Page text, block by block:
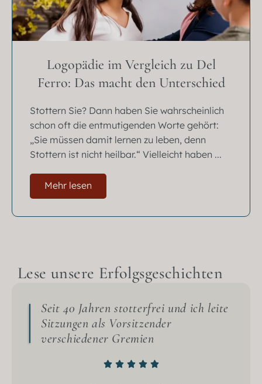
Logopädie im Vergleich zu Del
Ferro: Das macht den Unterschied
Stottern Sie? Dann haben Sie wahrscheinlich
schon oft die entmutigenden Worte gehört:
„Sie müssen damit lernen zu leben, denn
Stottern ist nicht heilbar.“ Vielleicht haben ...
Mehr lesen
Lese unsere Erfolgsgeschichten
Seit 40 Jahren stotterfrei und ich leite
Sitzungen als Vorsitzender
verschiedener Gremien